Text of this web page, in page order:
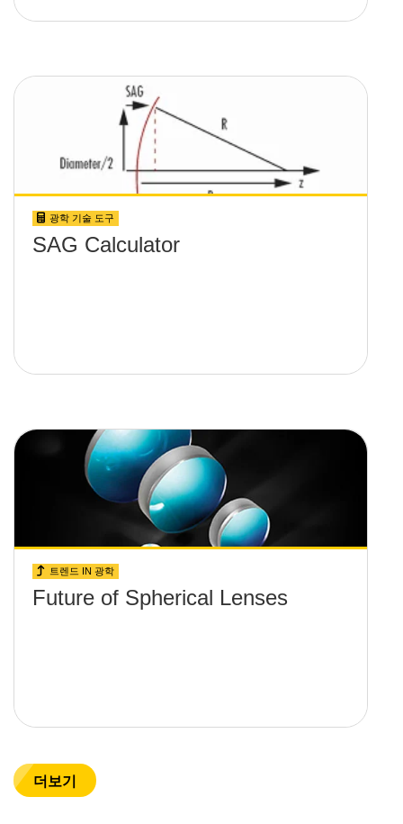
광학 기술 도구
SAG Calculator
트렌드 IN 광학
Future of Spherical Lenses
더보기